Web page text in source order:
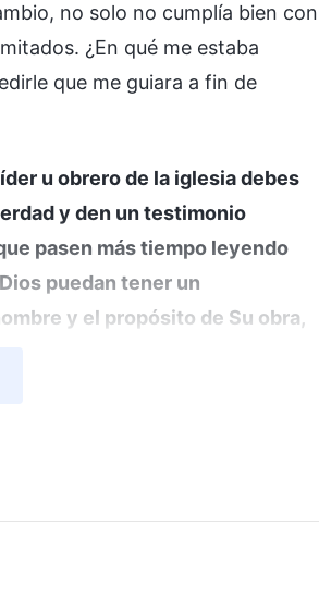
no solo no cumplía bien con
¿En qué me estaba
que me guiara a fin de
u obrero de la iglesia debes
y den un testimonio
pasen más tiempo leyendo
puedan tener un
y el propósito de Su obra,
y entre en su realidad si
servirá de nada. ¿Crees que el
a llevarte la contraria
error; la entrada en la vida no
causar una honda impresión,